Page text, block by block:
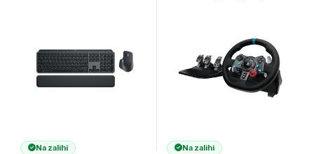
Na zalihi Na zalihi